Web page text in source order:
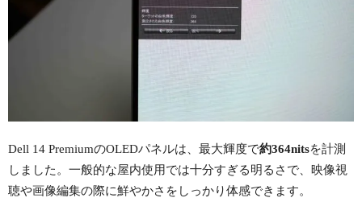
Dell 14 PremiumのOLEDパネルは、最大輝度で約364nitsを計測
しました。一般的な屋内使用では十分すぎる明るさで、映像視
聴や画像編集の際に鮮やかさをしっかり体感できます。